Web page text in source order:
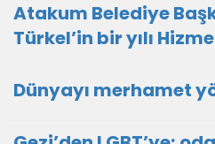
Atakum Belediye
Türkel’in bir yılı
Dünyayı merhamet